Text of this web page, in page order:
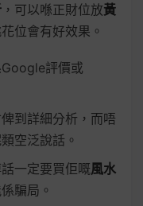
，可以喺正財位放黃
位會有好效果。
Google評價或
到詳細分析，而唔
空泛說話。
一定要買佢嘅風水
騙局。